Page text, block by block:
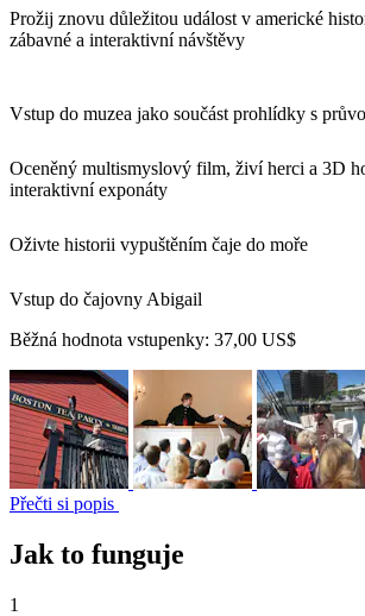
Prožij znovu důležitou událost v americké
zábavné a interaktivní návštěvy
Vstup do muzea jako součást prohlídky s
Oceněný multismyslový film, živí herci a 3D
interaktivní exponáty
Oživte historii vypuštěním čaje do moře
Vstup do čajovny Abigail
Běžná hodnota vstupenky: 37,00 US$
Přečti si popis
Jak to funguje
1